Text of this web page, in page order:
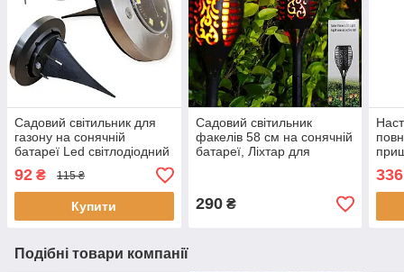
Садовий світильник для
газону на сонячній
батареї Led світлодіодний
ліхтарик газонний для
саду в землю
92 ₴ 115 ₴
Купити
Садовий світильник
факелів 58 см на сонячній
батареї, Ліхтар для
290₴
336
Подібні товари компанії